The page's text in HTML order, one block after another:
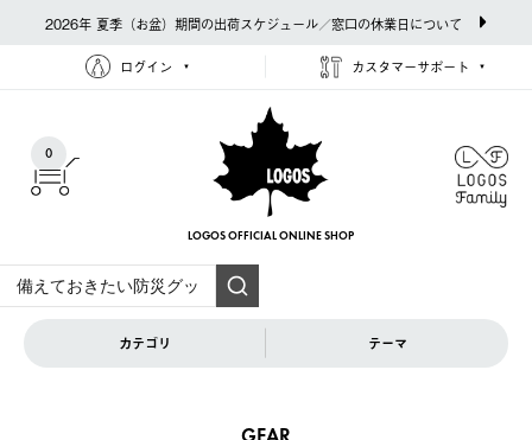
2026年 夏季（お盆）期間の出荷スケジュール／窓口の休業日について
ログイン カスタマーサポート
0
LOGOS OFFICIAL ONLINE SHOP
カテゴリ テーマ